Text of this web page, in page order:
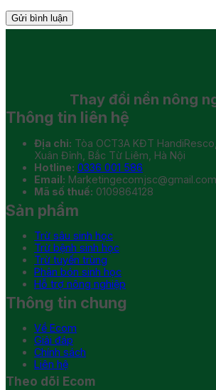
Thay đổi nền nông
Thông tin liên hệ
Địa chỉ: Tòa OCT3A KĐT
Xuân Đỉnh, Bắc Từ Liêm, Hà Nội
Hotline: 0336 001 586
Email: Marketingecomjsc@gmail.com
Mã số thuế: 0109864128
Sản phẩm
Trừ sâu sinh học
Trừ bệnh sinh học
Trừ tuyến trùng
Phân bón sinh học
Hỗ trợ nông nghiệp
Thông tin chung
Về Ecom
Giải đáp
Chính sách
Liên hệ
Theo dõi Ecom